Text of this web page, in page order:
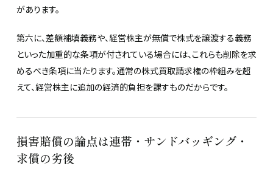
があります。
第六に、差額補填義務や、経営株主が無償で株式を譲渡する義務
といった加重的な条項が付されている場合には、これらも削除を求
めるべき条項に当たります。通常の株式買取請求権の枠組みを超
えて、経営株主に追加の経済的負担を課すものだからです。
損害賠償の論点は連帯・サンドバッギング・
求償の劣後